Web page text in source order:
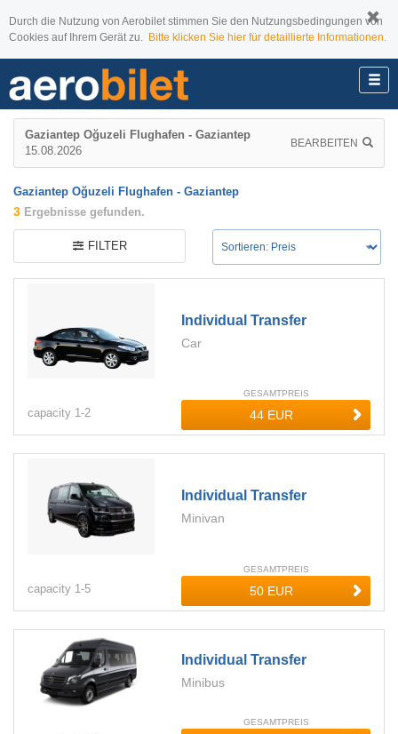
Durch die Nutzung von Aerobilet stimmen Sie den Nutzungsbedingungen von
Cookies auf Ihrem Gerät zu. Bitte klicken Sie hier für detaillierte Informationen.
Gaziantep Oğuzeli Flughafen - Gaziantep
15.08.2026
BEARBEITEN
Gaziantep Oğuzeli Flughafen - Gaziantep
3 Ergebnisse gefunden.
FILTER
Individual Transfer
Car
capacity 1-2
GESAMTPREIS
Individual Transfer
Minivan
capacity 1-5
GESAMTPREIS
Individual Transfer
Minibus
GESAMTPREIS